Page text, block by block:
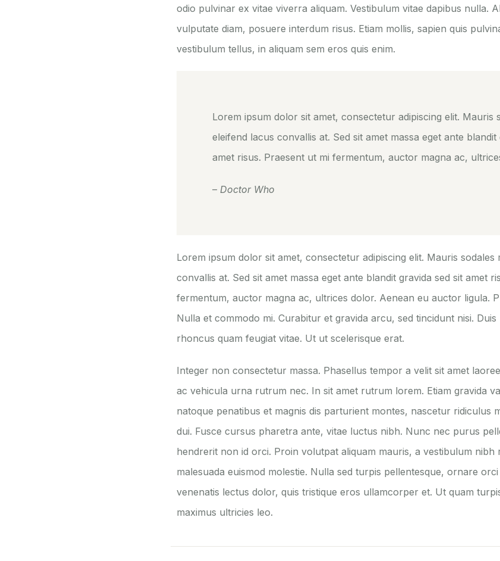
odio pulvinar ex vitae viverra aliquam. Vestibulum vitae dapibus nulla.
vulputate diam, posuere interdum risus. Etiam mollis, sapien quis
vestibulum tellus, in aliquam sem eros quis enim.
Lorem ipsum dolor sit amet, consectetur adipiscing elit. Mauris
eleifend lacus convallis at. Sed sit amet massa eget ante blandit
amet risus. Praesent ut mi fermentum, auctor magna ac,
– Doctor Who
Lorem ipsum dolor sit amet, consectetur adipiscing elit. Mauris sodales
convallis at. Sed sit amet massa eget ante blandit gravida sed sit amet
fermentum, auctor magna ac, ultrices dolor. Aenean eu auctor ligula.
Nulla et commodo mi. Curabitur et gravida arcu, sed tincidunt nisi.
rhoncus quam feugiat vitae. Ut ut scelerisque erat.
Integer non consectetur massa. Phasellus tempor a velit sit amet
ac vehicula urna rutrum nec. In sit amet rutrum lorem. Etiam gravida
natoque penatibus et magnis dis parturient montes, nascetur ridiculus
dui. Fusce cursus pharetra ante, vitae luctus nibh. Nunc nec purus
hendrerit non id orci. Proin volutpat aliquam mauris, a vestibulum nibh
malesuada euismod molestie. Nulla sed turpis pellentesque, ornare
venenatis lectus dolor, quis tristique eros ullamcorper et. Ut quam
maximus ultricies leo.